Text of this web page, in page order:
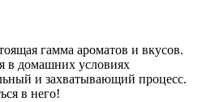
гамма ароматов и вкусов.
в домашних условиях
и захватывающий процесс.
в него!